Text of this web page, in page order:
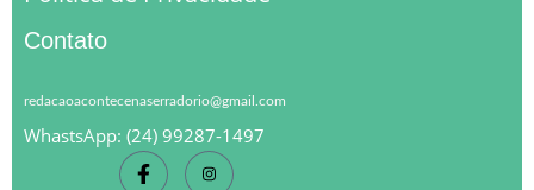
Contato
redacaoacontecenaserradorio@gmail.com
WhastsApp: (24) 99287-1497